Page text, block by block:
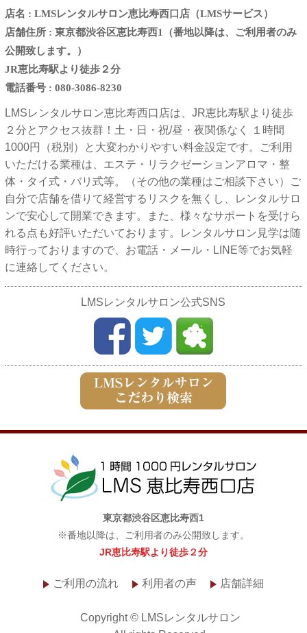
店名 : LMSレンタルサロン恵比寿西口店（LMSサービス）
店舗住所 : 東京都渋谷区恵比寿西1（番地以降は、ご利用者のみ
公開致します。）
JR恵比寿駅より徒歩２分
電話番号 : 080-3086-8230
LMSレンタルサロン恵比寿西口店は、JR恵比寿駅より徒歩
２分とアクセス抜群！土・日・祝/昼・夜関係なく １時間
1000円（税別）と大変わかりやすい料金設定です。ご利用
いただける業種は、エステ・リラクゼーションアロマ・整
体・タイ式・バリ式等。（その他の業種はご相談下さい）ご
自分で店舗を借りて経営するリスクを無くし、レンタルサロ
ンで安心して開業できます。また、様々なサポートを受けら
れる点も好評いただいております。レンタルサロン見学は随
時行っておりますので、お電話・メール・LINE等でお気軽
に連絡してください。
LMSレンタルサロン公式SNS
東京都渋谷区恵比寿西1
※番地以降は、ご利用者のみ公開致します。
JR恵比寿駅より徒歩２分
ご利用の流れ 利用者の声 店舗詳細
Copyright © LMSレンタルサロン